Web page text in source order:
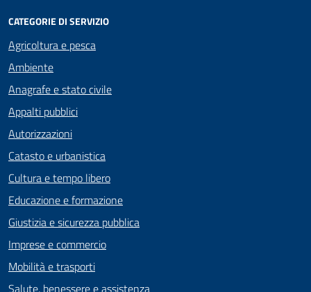
CATEGORIE DI SERVIZIO
Agricoltura e pesca
Ambiente
Anagrafe e stato civile
Appalti pubblici
Autorizzazioni
Catasto e urbanistica
Cultura e tempo libero
Educazione e formazione
Giustizia e sicurezza pubblica
Imprese e commercio
Mobilità e trasporti
Salute, benessere e assistenza